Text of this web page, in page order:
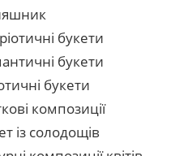
букети
букети
букети
композиції
із солодощів